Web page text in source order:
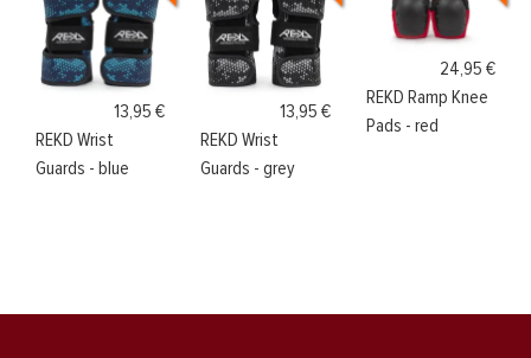
13,95 €
REKD Wrist
Guards - blue
13,95 €
REKD Wrist
Guards - grey
24,95 €
REKD Ramp Knee
Pads - red